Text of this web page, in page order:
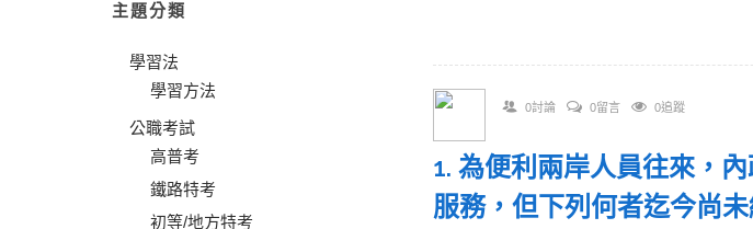
主題分類
學習法
學習方法
公職考試
高普考
鐵路特考
初等/地方特考
0討論 0留言 0追蹤
1. 為便利兩岸人員往來，
服務，但下列何者迄今尚未